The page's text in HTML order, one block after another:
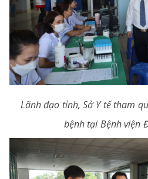
Lãnh đạo tỉnh, Sở Y tế tham
bệnh tại Bệnh viện